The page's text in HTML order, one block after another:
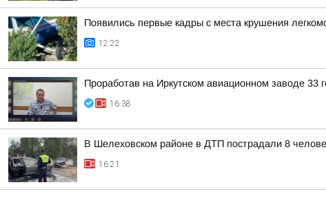
Появились первые кадры с места крушения
12:22
Проработав на Иркутском авиационном заводе 33
16:38
В Шелеховском районе в ДТП пострадали 8
16:21